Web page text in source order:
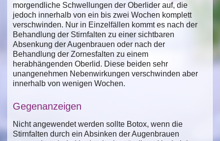
morgendliche Schwellungen der Oberlider auf, die
jedoch innerhalb von ein bis zwei Wochen komplett
verschwinden. Nur in Einzelfällen kommt es nach der
Behandlung der Stirnfalten zu einer sichtbaren
Absenkung der Augenbrauen oder nach der
Behandlung der Zornesfalten zu einem
herabhängenden Oberlid. Diese beiden sehr
unangenehmen Nebenwirkungen verschwinden aber
innerhalb von wenigen Wochen.
Gegenanzeigen
Nicht angewendet werden sollte Botox, wenn die
Stirnfalten durch ein Absinken der Augenbrauen